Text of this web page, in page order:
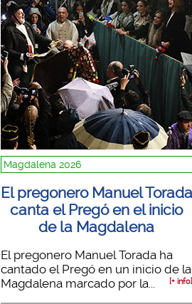
Magdalena 2026
El pregonero Manuel Torada
canta el Pregó en el inicio
de la Magdalena
El pregonero Manuel Torada ha
cantado el Pregó en un inicio de la
Magdalena marcado por la...
[+ info]